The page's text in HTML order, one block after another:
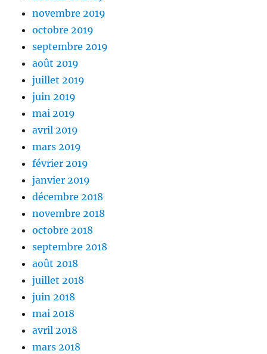
novembre 2019
octobre 2019
septembre 2019
août 2019
juillet 2019
juin 2019
mai 2019
avril 2019
mars 2019
février 2019
janvier 2019
décembre 2018
novembre 2018
octobre 2018
septembre 2018
août 2018
juillet 2018
juin 2018
mai 2018
avril 2018
mars 2018